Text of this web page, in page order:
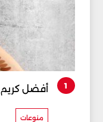
1 أفضل كريم
منوعات